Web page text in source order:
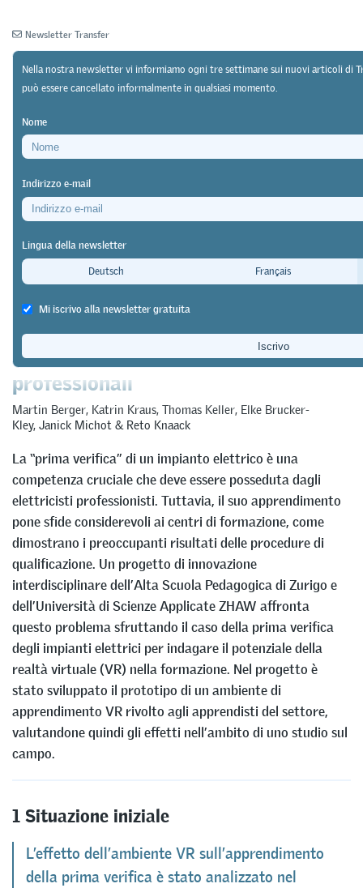
01/02/23 Ricerca
Un caso di studio tratto dalla formazione
professionale di base per le professioni di
La realtà virtuale al servizio dello
sviluppo delle competenze
professionali
Martin Berger, Katrin Kraus, Thomas Keller, Elke Brucker-
Kley, Janick Michot & Reto Knaack
La “prima verifica” di un impianto elettrico è una
competenza cruciale che deve essere posseduta dagli
elettricisti professionisti. Tuttavia, il suo apprendimento
pone sfide considerevoli ai centri di formazione, come
dimostrano i preoccupanti risultati delle procedure di
qualificazione. Un progetto di innovazione
interdisciplinare dell’Alta Scuola Pedagogica di Zurigo e
dell’Università di Scienze Applicate ZHAW affronta
questo problema sfruttando il caso della prima verifica
degli impianti elettrici per indagare il potenziale della
realtà virtuale (VR) nella formazione. Nel progetto è
stato sviluppato il prototipo di un ambiente di
apprendimento VR rivolto agli apprendisti del settore,
valutandone quindi gli effetti nell’ambito di uno studio sul
campo.
1 Situazione iniziale
L’effetto dell’ambiente VR sull’apprendimento
della prima verifica è stato analizzato nel
Newsletter Transfer
Nella nostra newsletter vi informiamo ogni tre settimane sui nuovi articoli di
può essere cancellato informalmente in qualsiasi momento.
Nome
Indirizzo e-mail
Lingua della newsletter
Deutsch
Français
Mi iscrivo alla newsletter gratuita